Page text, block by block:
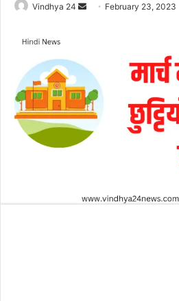
Vindhya 24
Send February 23, 2023